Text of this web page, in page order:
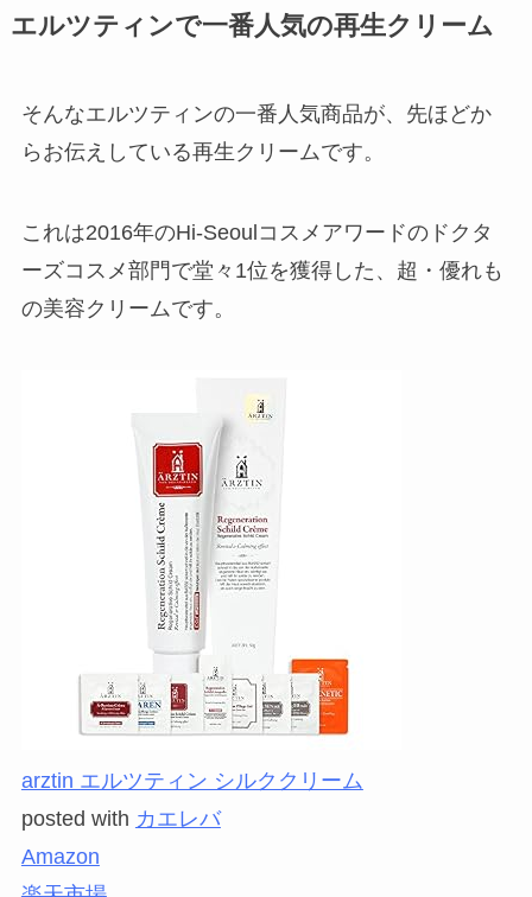
エルツティンで一番人気の再生クリーム
そんなエルツティンの一番人気商品が、先ほどか
らお伝えしている再生クリームです。
これは2016年のHi-Seoulコスメアワードのドクタ
ーズコスメ部門で堂々1位を獲得した、超・優れも
の美容クリームです。
arztin エルツティン シルククリーム
posted with カエレバ
Amazon